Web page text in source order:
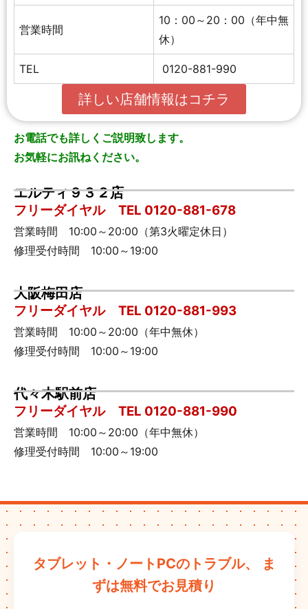
営業時間
10：00～20：00（年中無
休）
TEL 0120-881-990
詳しい店舗情報はコチラ
お電話でも詳しくご説明致します。
お気軽にお訊ねください。
エルティ９３２店
フリーダイヤル TEL 0120-881-678
営業時間 10:00～20:00（第3火曜定休日）
修理受付時間 10:00～19:00
大阪梅田店
フリーダイヤル TEL 0120-881-993
営業時間 10:00～20:00（年中無休）
修理受付時間 10:00～19:00
代々木駅前店
フリーダイヤル TEL 0120-881-990
営業時間 10:00～20:00（年中無休）
修理受付時間 10:00～19:00
タブレット・ノートPCのトラブル、
ま
ずは無料でお見積り